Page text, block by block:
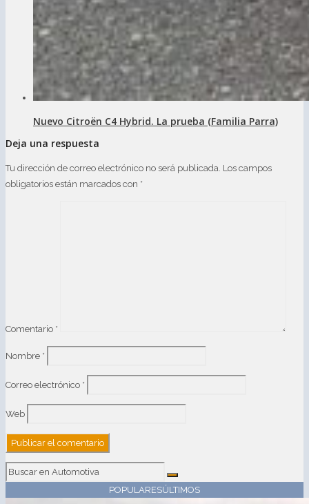
Nuevo Citroën C4 Hybrid. La prueba (Familia Parra)
Deja una respuesta
Tu dirección de correo electrónico no será publicada. Los campos
obligatorios están marcados con *
Comentario *
Nombre *
Correo electrónico *
Web
POPULARESÚLTIMOS